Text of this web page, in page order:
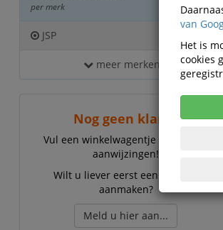
per merk
JSP
meer merken...
Nog geen klant?
Vul een winkelwagentje en volg de
aanwijzingen!
Wilt u liever eerst een account
aanmaken?
Meld u hier aan...
van
Het is
cookies